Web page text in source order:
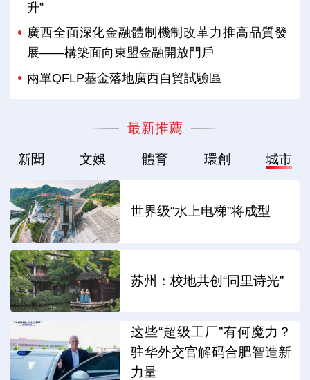
升”
廣西全面深化金融體制機制改革力推高品質發
展——構築面向東盟金融開放門戶
兩單QFLP基金落地廣西自貿試驗區
最新推薦
新聞 文娛 體育 環創 城市
世界级“水上电梯”将成型
苏州：校地共创“同里诗光”
这些“超级工厂”有何魔力？
驻华外交官解码合肥智造新
力量